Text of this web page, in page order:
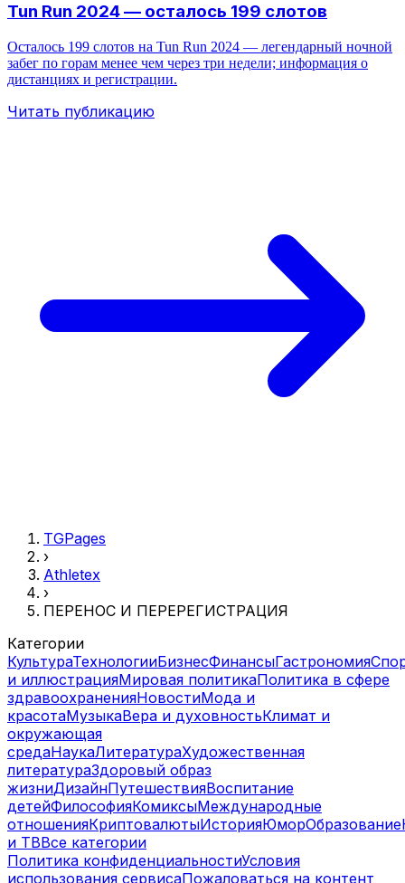
Tun Run 2024 — осталось 199 слотов
Осталось 199 слотов на Tun Run 2024 — легендарный ночной
забег по горам менее чем через три недели; информация о
дистанциях и регистрации.
Читать публикацию
TGPages
›
Athletex
›
ПЕРЕНОС И ПЕРЕРЕГИСТРАЦИЯ
Категории
КультураТехнологииБизнесФинансыГастрономия
и иллюстрацияМировая политикаПолитика в сфере
здравоохраненияНовостиМода и
красотаМузыкаВера и духовностьКлимат и
окружающая
средаНаукаЛитератураХудожественная
литератураЗдоровый образ
жизниДизайнПутешествияВоспитание
детейФилософияКомиксыМеждународные
отношенияКриптовалютыИсторияЮморОбразование
и ТВВсе категории
Политика конфиденциальностиУсловия
использования сервисаПожаловаться на контент